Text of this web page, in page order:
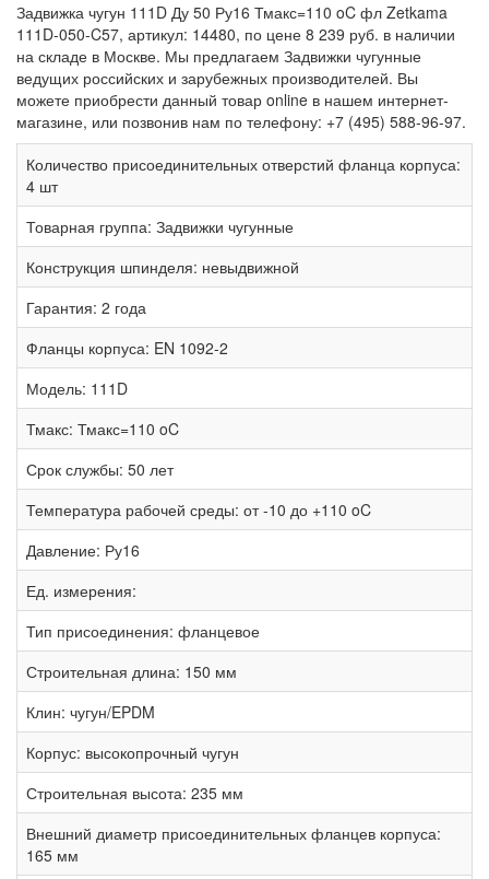
Задвижка чугун 111D Ду 50 Ру16 Тмакс=110 oC фл Zetkama
111D-050-C57, артикул: 14480, по цене 8 239 руб. в наличии
на складе в Москве. Мы предлагаем Задвижки чугунные
ведущих российских и зарубежных производителей. Вы
можете приобрести данный товар online в нашем интернет-
магазине, или позвонив нам по телефону: +7 (495) 588-96-97.
Количество присоединительных отверстий фланца корпуса:
4 шт
Товарная группа: Задвижки чугунные
Конструкция шпинделя: невыдвижной
Гарантия: 2 года
Фланцы корпуса: EN 1092-2
Модель: 111D
Тмакс: Тмакс=110 oC
Срок службы: 50 лет
Температура рабочей среды: от -10 до +110 oC
Давление: Ру16
Ед. измерения:
Тип присоединения: фланцевое
Строительная длина: 150 мм
Клин: чугун/EPDM
Корпус: высокопрочный чугун
Строительная высота: 235 мм
Внешний диаметр присоединительных фланцев корпуса:
165 мм